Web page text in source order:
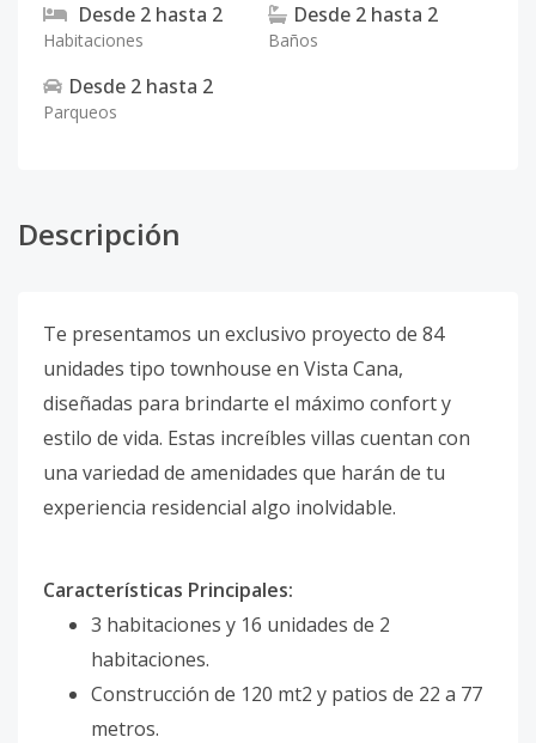
Desde 2 hasta 2
Habitaciones
Desde 2 hasta 2
Baños
Desde 2 hasta 2
Parqueos
Descripción
Te presentamos un exclusivo proyecto de 84
unidades tipo townhouse en Vista Cana,
diseñadas para brindarte el máximo confort y
estilo de vida. Estas increíbles villas cuentan con
una variedad de amenidades que harán de tu
experiencia residencial algo inolvidable.
Características Principales:
3 habitaciones y 16 unidades de 2
habitaciones.
Construcción de 120 mt2 y patios de 22 a 77
metros.